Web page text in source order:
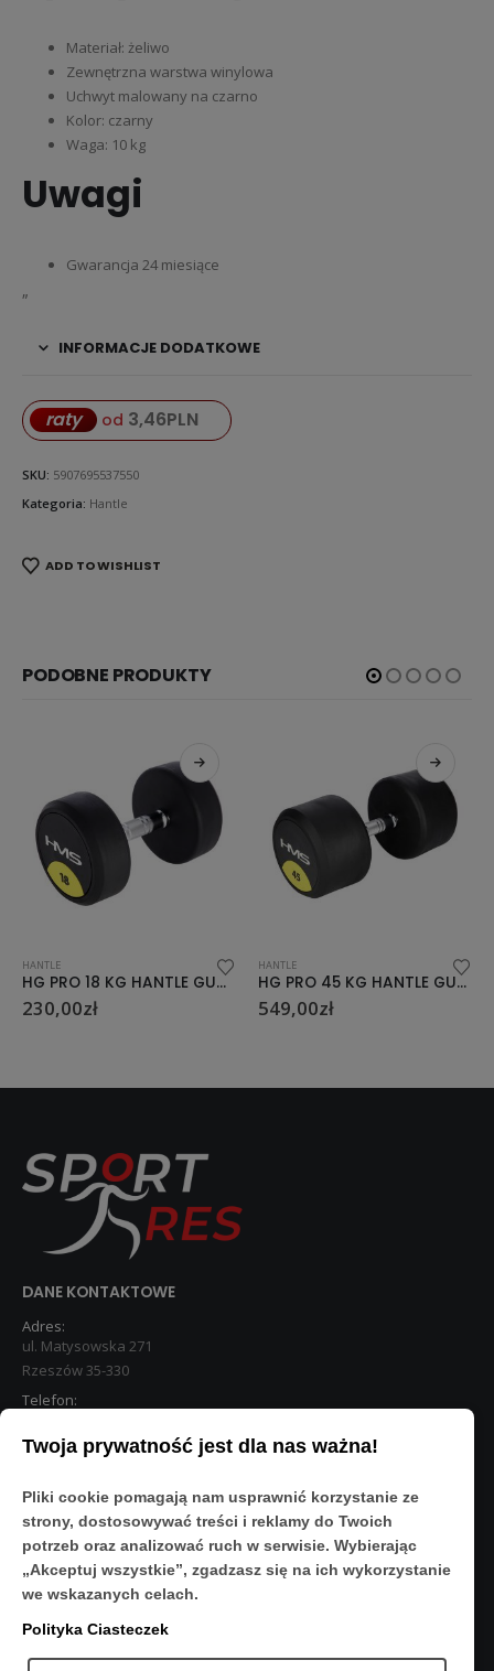
Materiał: żeliwo
Zewnętrzna warstwa winylowa
Uchwyt malowany na czarno
Kolor: czarny
Waga: 10 kg
Uwagi
Gwarancja 24 miesiące
„
INFORMACJE DODATKOWE
raty od 3,46PLN
SKU: 5907695537550
Kategoria: Hantle
ADD TO WISHLIST
PODOBNE PRODUKTY
HG PRO 18 KG HANTLE GUMOWANE HMS HG PRO 45 KG HANTLE GUMOWANE HMS
549,00 319,00
DANE KONTAKTOWE
Adres:
ul. Matysowska 271
Rzeszów 35-330
Telefon:
STREFA KLIENTA
Moje konto
O Nas
Polityka prywatności
Regulamin
FAQ
OBSERWUJ NAS
Twoja prywatność jest dla nas ważna!
Pliki cookie pomagają nam usprawnić korzystanie ze
strony, dostosowywać treści i reklamy do Twoich
potrzeb oraz analizować ruch w serwisie. Wybierając
„Akceptuj wszystkie”, zgadzasz się na ich wykorzystanie
we wskazanych celach.
Polityka Ciasteczek